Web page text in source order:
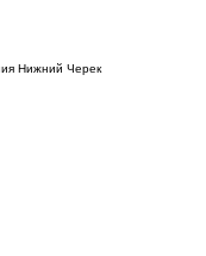
Нижний Черек